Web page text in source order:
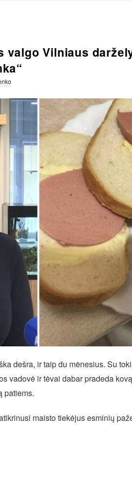
valgo Vilniaus
dešra, ir taip du mėnesius. Su
vadovė ir tėvai dabar pradeda
patiems.
maisto tiekėjus esminių